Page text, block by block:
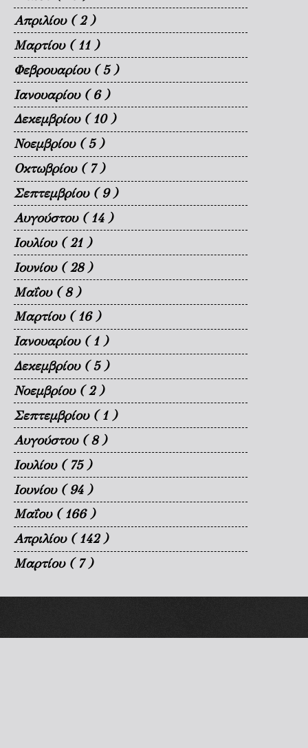
Απριλίου ( 2 )
Μαρτίου ( 11 )
Φεβρουαρίου ( 5 )
Ιανουαρίου ( 6 )
Δεκεμβρίου ( 10 )
Νοεμβρίου ( 5 )
Οκτωβρίου ( 7 )
Σεπτεμβρίου ( 9 )
Αυγούστου ( 14 )
Ιουλίου ( 21 )
Ιουνίου ( 28 )
Μαΐου ( 8 )
Μαρτίου ( 16 )
Ιανουαρίου ( 1 )
Δεκεμβρίου ( 5 )
Νοεμβρίου ( 2 )
Σεπτεμβρίου ( 1 )
Αυγούστου ( 8 )
Ιουλίου ( 75 )
Ιουνίου ( 94 )
Μαΐου ( 166 )
Απριλίου ( 142 )
Μαρτίου ( 7 )